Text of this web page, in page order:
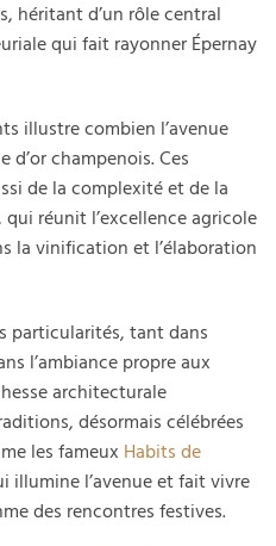
héritant d’un rôle central
qui fait rayonner Épernay
illustre combien l’avenue
d’or champenois. Ces
de la complexité et de la
qui réunit l’excellence agricole
la vinification et l’élaboration
particularités, tant dans
l’ambiance propre aux
architecturale
désormais célébrées
les fameux Habits de
illumine l’avenue et fait vivre
des rencontres festives.